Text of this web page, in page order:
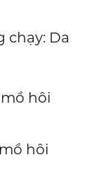
chạy: Da
hôi
hôi